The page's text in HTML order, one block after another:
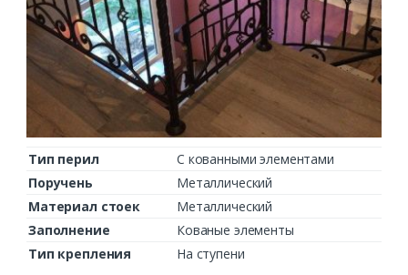
Тип перил
С кованными элементами
Поручень
Металлический
Материал стоек
Металлический
Заполнение
Кованые элементы
Тип крепления
На ступени